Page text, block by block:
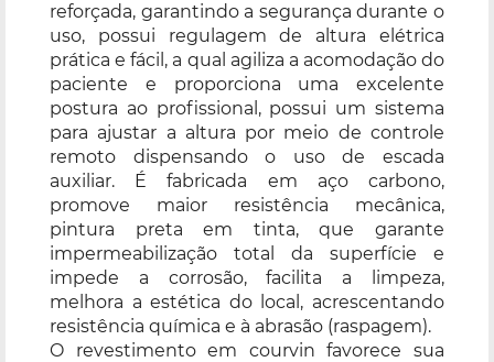
reforçada, garantindo a segurança durante o
uso, possui regulagem de altura elétrica
prática e fácil, a qual agiliza a acomodação do
paciente e proporciona uma excelente
postura ao profissional, possui um sistema
para ajustar a altura por meio de controle
remoto dispensando o uso de escada
auxiliar. É fabricada em aço carbono,
promove maior resistência mecânica,
pintura preta em tinta, que garante
impermeabilização total da superfície e
impede a corrosão, facilita a limpeza,
melhora a estética do local, acrescentando
resistência química e à abrasão (raspagem).
O revestimento em courvin favorece sua